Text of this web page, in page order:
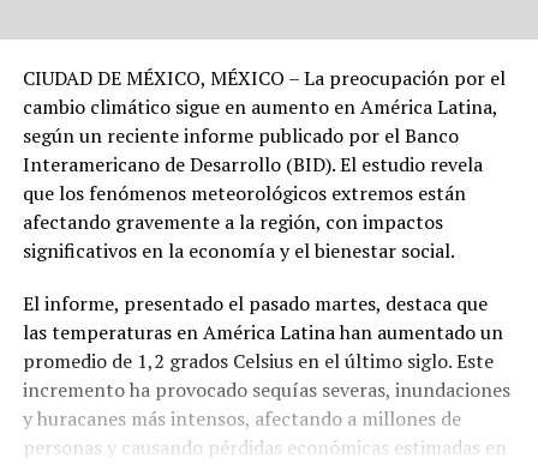
CIUDAD DE MÉXICO, MÉXICO – La preocupación por el
cambio climático sigue en aumento en América Latina,
según un reciente informe publicado por el Banco
Interamericano de Desarrollo (BID). El estudio revela
que los fenómenos meteorológicos extremos están
afectando gravemente a la región, con impactos
significativos en la economía y el bienestar social.
El informe, presentado el pasado martes, destaca que
las temperaturas en América Latina han aumentado un
promedio de 1,2 grados Celsius en el último siglo. Este
incremento ha provocado sequías severas, inundaciones
y huracanes más intensos, afectando a millones de
personas y causando pérdidas económicas estimadas en